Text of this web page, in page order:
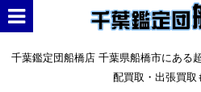
千葉鑑定団船橋店 千葉県船橋市にあ
配買取・出張買取